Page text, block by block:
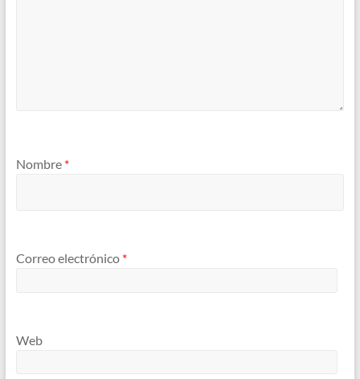
Nombre *
Correo electrónico *
Web